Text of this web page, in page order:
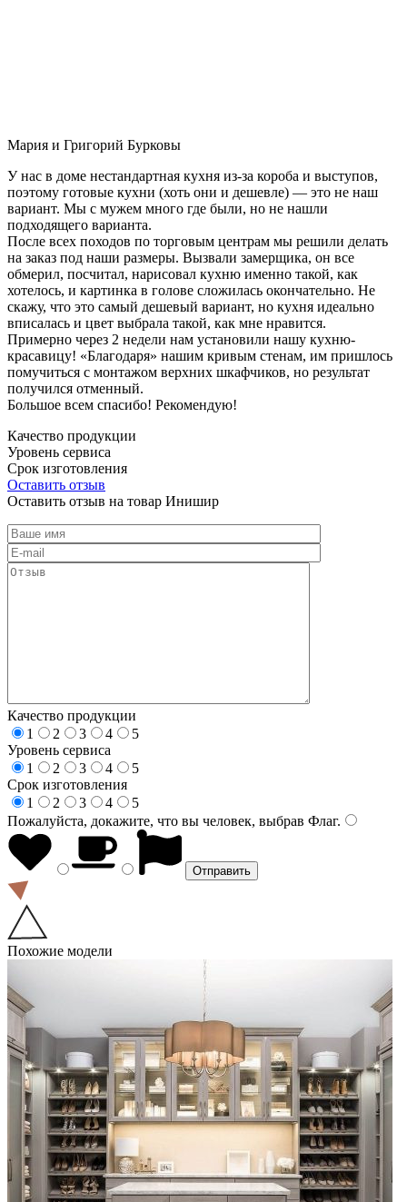
Мария и Григорий Бурковы
У нас в доме нестандартная кухня из-за короба и выступов,
поэтому готовые кухни (хоть они и дешевле) — это не наш
вариант. Мы с мужем много где были, но не нашли
подходящего варианта.
После всех походов по торговым центрам мы решили делать
на заказ под наши размеры. Вызвали замерщика, он все
обмерил, посчитал, нарисовал кухню именно такой, как
хотелось, и картинка в голове сложилась окончательно. Не
скажу, что это самый дешевый вариант, но кухня идеально
вписалась и цвет выбрала такой, как мне нравится.
Примерно через 2 недели нам установили нашу кухню-
красавицу! «Благодаря» нашим кривым стенам, им пришлось
помучиться с монтажом верхних шкафчиков, но результат
получился отменный.
Большое всем спасибо! Рекомендую!
Качество продукции
Уровень сервиса
Срок изготовления
Оставить отзыв
Оставить отзыв на товар Инишир
Качество продукции
1
2 3 4
5
Уровень сервиса
1
2 3 4
5
Срок изготовления
1
2 3 4
5
Пожалуйста, докажите, что вы человек, выбрав Флаг.
Похожие модели